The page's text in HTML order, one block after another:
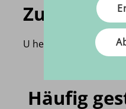
Zuletzt
U heeft nog geen
Häufig